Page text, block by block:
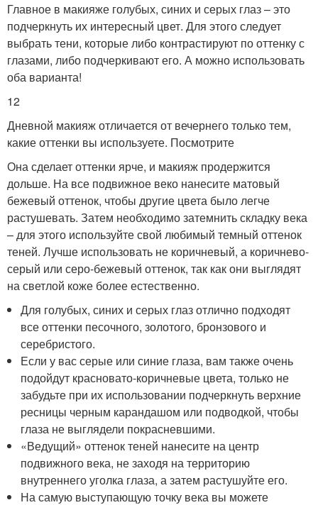
Главное в макияже голубых, синих и серых глаз – это
подчеркнуть их интересный цвет. Для этого следует
выбрать тени, которые либо контрастируют по оттенку с
глазами, либо подчеркивают его. А можно использовать
оба варианта!
12
Дневной макияж отличается от вечернего только тем,
какие оттенки вы используете. Посмотрите
Она сделает оттенки ярче, и макияж продержится
дольше. На все подвижное веко нанесите матовый
бежевый оттенок, чтобы другие цвета было легче
растушевать. Затем необходимо затемнить складку века
– для этого используйте свой любимый темный оттенок
теней. Лучше использовать не коричневый, а коричнево-
серый или серо-бежевый оттенок, так как они выглядят
на светлой коже более естественно.
Для голубых, синих и серых глаз отлично подходят
все оттенки песочного, золотого, бронзового и
серебристого.
Если у вас серые или синие глаза, вам также очень
подойдут красновато-коричневые цвета, только не
забудьте при их использовании подчеркнуть верхние
ресницы черным карандашом или подводкой, чтобы
глаза не выглядели покрасневшими.
«Ведущий» оттенок теней нанесите на центр
подвижного века, не заходя на территорию
внутреннего уголка глаза, а затем растушуйте его.
На самую выступающую точку века вы можете